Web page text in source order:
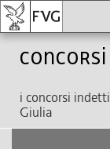
Concorsi
i concorsi
Giulia